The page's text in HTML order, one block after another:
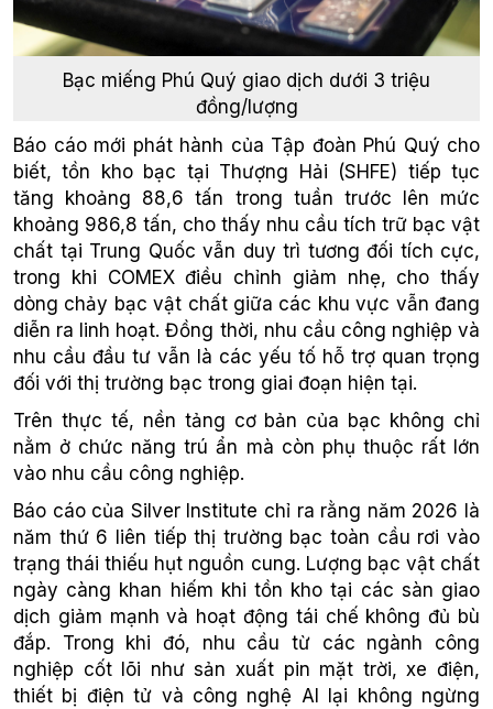
Bạc miếng Phú Quý giao dịch dưới 3 triệu
đồng/lượng
Báo cáo mới phát hành của Tập đoàn Phú Quý cho
biết, tồn kho bạc tại Thượng Hải (SHFE) tiếp tục
tăng khoảng 88,6 tấn trong tuần trước lên mức
khoảng 986,8 tấn, cho thấy nhu cầu tích trữ bạc vật
chất tại Trung Quốc vẫn duy trì tương đối tích cực,
trong khi COMEX điều chỉnh giảm nhẹ, cho thấy
dòng chảy bạc vật chất giữa các khu vực vẫn đang
diễn ra linh hoạt. Đồng thời, nhu cầu công nghiệp và
nhu cầu đầu tư vẫn là các yếu tố hỗ trợ quan trọng
đối với thị trường bạc trong giai đoạn hiện tại.
Trên thực tế, nền tảng cơ bản của bạc không chỉ
nằm ở chức năng trú ẩn mà còn phụ thuộc rất lớn
vào nhu cầu công nghiệp.
Báo cáo của Silver Institute chỉ ra rằng năm 2026 là
năm thứ 6 liên tiếp thị trường bạc toàn cầu rơi vào
trạng thái thiếu hụt nguồn cung. Lượng bạc vật chất
ngày càng khan hiếm khi tồn kho tại các sàn giao
dịch giảm mạnh và hoạt động tái chế không đủ bù
đắp. Trong khi đó, nhu cầu từ các ngành công
nghiệp cốt lõi như sản xuất pin mặt trời, xe điện,
thiết bị điện tử và công nghệ AI lại không ngừng